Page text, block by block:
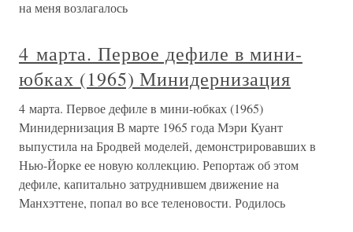
на меня возлагалось
4 марта. Первое дефиле в мини-
юбках (1965) Минидернизация
4 марта. Первое дефиле в мини-юбках (1965)
Минидернизация В марте 1965 года Мэри Куант
выпустила на Бродвей моделей, демонстрировавших в
Нью-Йорке ее новую коллекцию. Репортаж об этом
дефиле, капитально затруднившем движение на
Манхэттене, попал во все теленовости. Родилось